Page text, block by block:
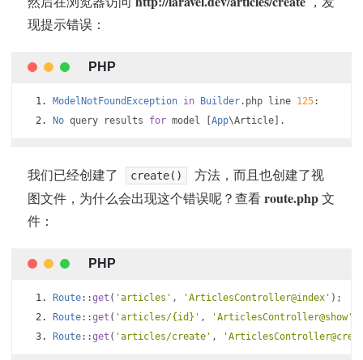
现提示错误：
ModelNotFoundException in Builder. php line 125:
No query results for model App\Article ].
我们已经创建了 create()
方法，而且也创建了视
图文件，为什么会出现这个错误呢？查看route.php文
件：
Route::get ( 'articles' , 'ArticlesController@index' );
Route::get ( 'articles/{id}' , 'ArticlesController@show'
Route::get ( 'articles/create' ,